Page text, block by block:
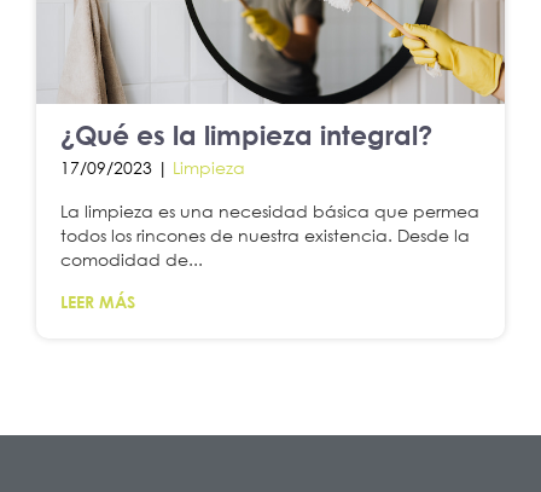
¿Qué es la limpieza integral?
17/09/2023 | Limpieza
La limpieza es una necesidad básica que permea
todos los rincones de nuestra existencia. Desde la
comodidad de...
LEER MÁS